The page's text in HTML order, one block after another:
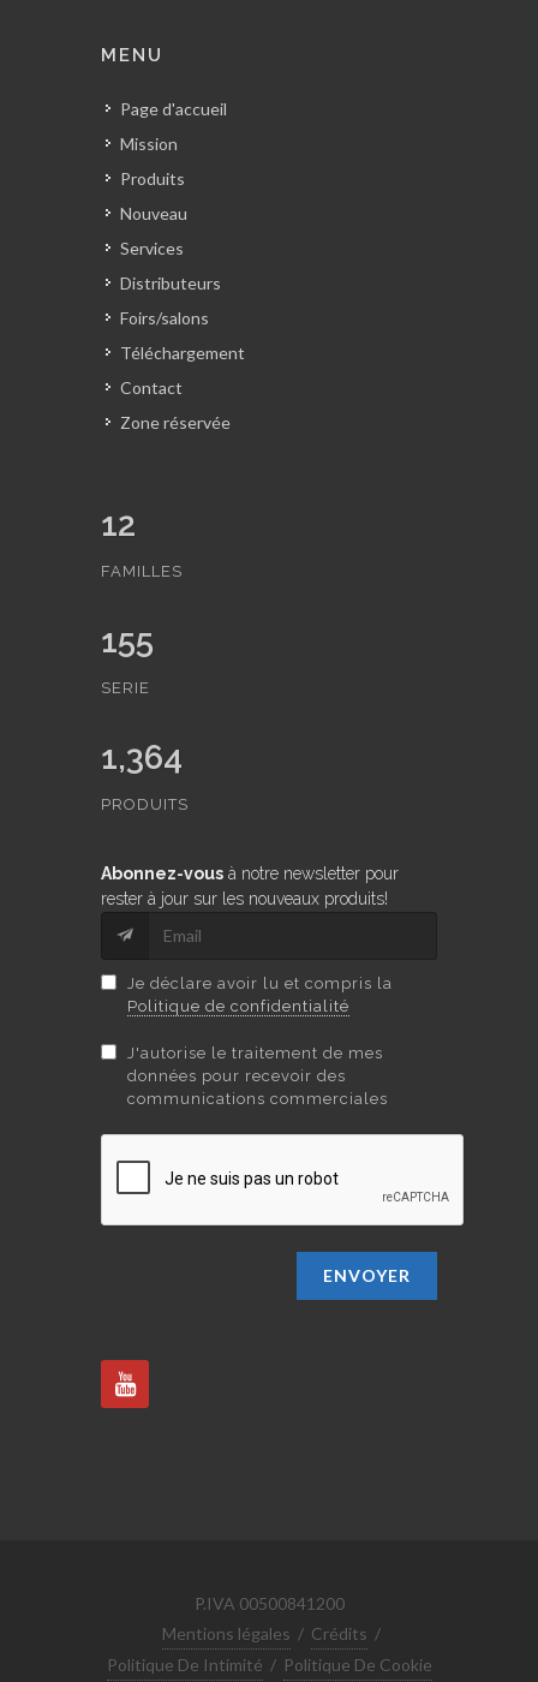
MENU
Page d'accueil
Mission
Produits
Nouveau
Services
Distributeurs
Foirs/salons
Téléchargement
Contact
Zone réservée
12
FAMILLES
155
SERIE
1,364
PRODUITS
Abonnez-vous à notre newsletter pour
rester à jour sur les nouveaux produits!
Je déclare avoir lu et compris la
Politique de confidentialité
J'autorise le traitement de mes
données pour recevoir des
communications commerciales
ENVOYER
P.IVA 00500841200
Mentions légales / Crédits /
Politique De Intimité / Politique De Cookie